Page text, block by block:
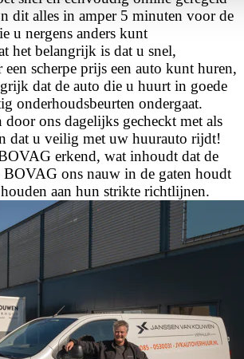
dit alles in amper 5 minuten voor de
u nergens anders kunt
het belangrijk is dat u snel,
scherpe prijs een auto kunt huren,
dat de auto die u huurt in goede
onderhoudsbeurten ondergaat.
door ons dagelijks gecheckt met als
dat u veilig met uw huurauto rijdt!
erkend, wat inhoudt dat de
BOVAG ons nauw in de gaten houdt
aan hun strikte richtlijnen.